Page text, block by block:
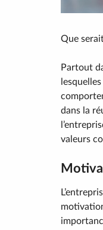
Que
Partout
dans la
valeurs